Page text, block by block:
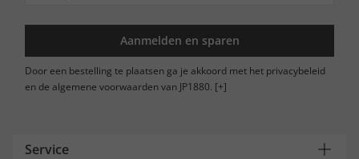
Aanmelden en sparen
Door een bestelling te plaatsen ga je akkoord met het privacybeleid
en de algemene voorwaarden van JP1880. [+]
Service